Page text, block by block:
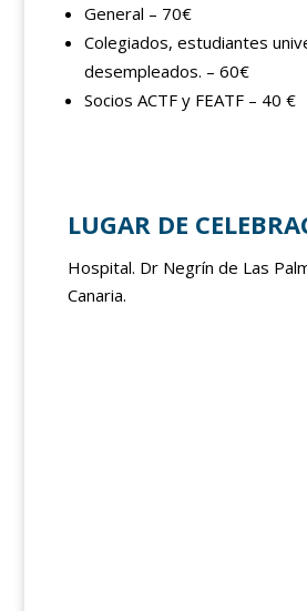
General – 70€
Colegiados, estudiantes
desempleados. – 60€
Socios ACTF y FEATF – 40 €
LUGAR DE
Hospital. Dr Negrín de Las
Canaria.